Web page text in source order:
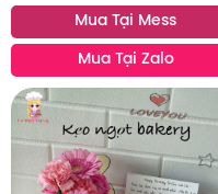
Mua Tại Mess
Mua Tại Zalo